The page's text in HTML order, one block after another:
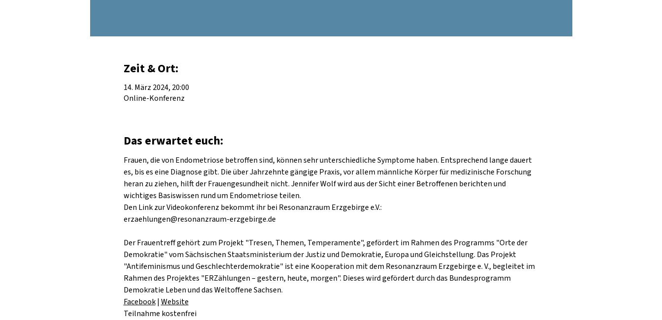
Zeit & Ort:
14. März 2024, 20:00
Online-Konferenz
Das erwartet euch:
Frauen, die von Endometriose betroffen sind, können sehr unterschiedliche Symptome haben. Entsprechend lange dauert
es, bis es eine Diagnose gibt. Die über Jahrzehnte gängige Praxis, vor allem männliche Körper für medizinische Forschung
heran zu ziehen, hilft der Frauengesundheit nicht. Jennifer Wolf wird aus der Sicht einer Betroffenen berichten und
wichtiges Basiswissen rund um Endometriose teilen.
Den Link zur Videokonferenz bekommt ihr bei Resonanzraum Erzgebirge e.V.:
erzaehlungen@resonanzraum-erzgebirge.de
Der Frauentreff gehört zum Projekt "Tresen, Themen, Temperamente", gefördert im Rahmen des Programms "Orte der
Demokratie" vom Sächsischen Staatsministerium der Justiz und Demokratie, Europa und Gleichstellung. Das Projekt
"Antifeminismus und Geschlechterdemokratie" ist eine Kooperation mit dem Resonanzraum Erzgebirge e. V., begleitet im
Rahmen des Projektes "ERZählungen – gestern, heute, morgen". Dieses wird gefördert durch das Bundesprogramm
Demokratie Leben und das Weltoffene Sachsen.
Facebook | Website
Teilnahme kostenfrei